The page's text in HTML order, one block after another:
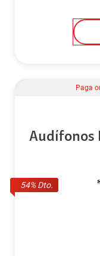
54% Dto.
Paga
Audífonos